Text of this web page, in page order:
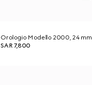
Orologio Modello 2000, 24 mm
SAR 7,800